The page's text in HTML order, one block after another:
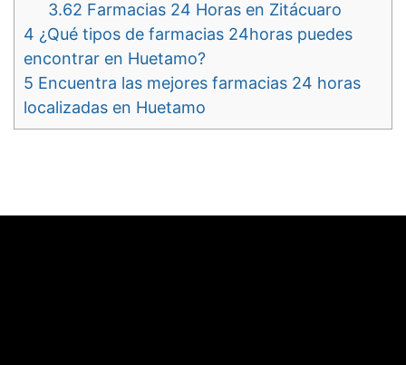
3.62 Farmacias 24 Horas en Zitácuaro
4 ¿Qué tipos de farmacias 24horas puedes
encontrar en Huetamo?
5 Encuentra las mejores farmacias 24 horas
localizadas en Huetamo